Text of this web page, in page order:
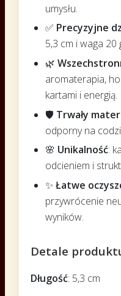
umysłu.
✅ Precyzyjne
5,3 cm i waga 20
🌿
aromaterapia,
kartami i energią.
🛡️ Trwały
odporny na
🌸 Unikalność:
odcieniem i
✨ Łatwe
przywrócenie
wyników.
Detale
Długość: 5,3 cm